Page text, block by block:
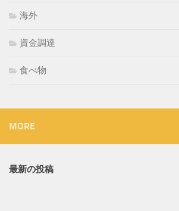
海外
資金調達
食べ物
MORE
最新の投稿